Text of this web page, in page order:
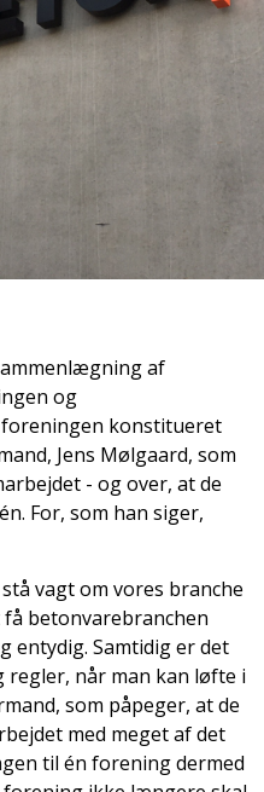
af
og
konstitueret
Jens Mølgaard, som
- og over, at de
For, som han siger,
vagt om vores branche
betonvarebranchen
entydig. Samtidig er det
når man kan løfte i
som påpeger, at de
med meget af det
til én forening dermed